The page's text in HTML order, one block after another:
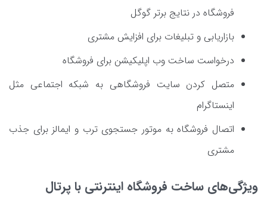
فروشگاه در نتایج برتر گوگل
بازاریابی و تبلیغات برای افزایش مشتری
درخواست ساخت وب اپلیکیشن برای فروشگاه
متصل کردن سایت فروشگاهی به شبکه اجتماعی مثل
اینستاگرام
اتصال فروشگاه به موتور جستجوی ترب و ایمالز برای جذب
مشتری
ویژگی‌های ساخت فروشگاه اینترنتی با پرتال